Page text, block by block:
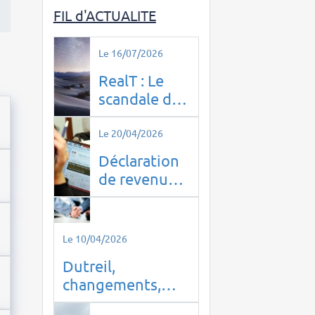
FIL d'ACTUALITE
Le 16/07/2026
RealT : Le
scandale de
l’immobilier
tokenisé qui
a piégé 14
000 Français
Le 20/04/2026
Déclaration
de revenus à
domicile à
(92800) :
vos impôts
en toute
sérénité
Le 10/04/2026
Dutreil,
changements,
êtes-vous prêt ?